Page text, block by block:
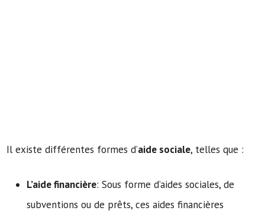
Il existe différentes formes d’aide sociale, telles que :
L’aide financière: Sous forme d’aides sociales, de
subventions ou de prêts, ces aides financières